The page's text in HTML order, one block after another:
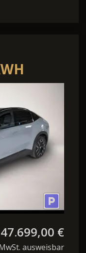
47.699,00 €
ausweisbar